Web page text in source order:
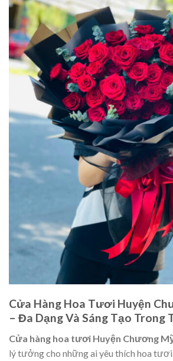
Cửa Hàng Hoa Tươi Huyện
– Đa Dạng Và Sáng Tạo Trong
Cửa hàng hoa tươi Huyện Chương
lý tưởng cho những ai yêu thích hoa